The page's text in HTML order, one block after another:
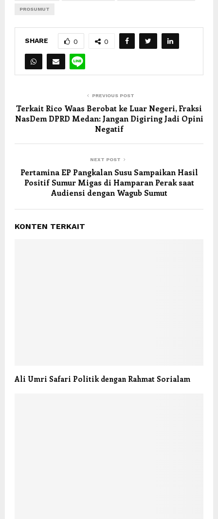
PROSUMUT
SHARE 0 0
PREVIOUS POST
Terkait Rico Waas Berobat ke Luar Negeri, Fraksi
NasDem DPRD Medan: Jangan Digiring Jadi Opini
Negatif
NEXT POST
Pertamina EP Pangkalan Susu Sampaikan Hasil
Positif Sumur Migas di Hamparan Perak saat
Audiensi dengan Wagub Sumut
KONTEN TERKAIT
Ali Umri Safari Politik dengan Rahmat Sorialam